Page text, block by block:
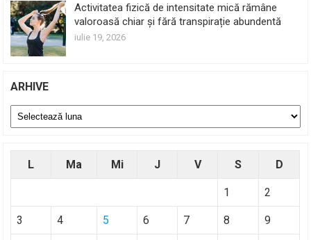
Activitatea fizică de intensitate mică rămâne
valoroasă chiar și fără transpirație abundentă
iulie 19, 2026
ARHIVE
Arhive
L Ma Mi J V S D
1 2
3 4 5 6 7 8 9